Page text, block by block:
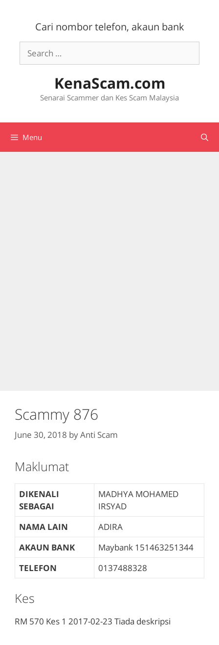
Cari nombor telefon, akaun bank
Search
for:
KenaScam.com
Senarai Scammer dan Kes Scam Malaysia
Menu
Scammy 876
June 30, 2018 byAnti Scam
Maklumat
DIKENALI
SEBAGAI
MADHYA MOHAMED
IRSYAD
NAMA LAIN
ADIRA
AKAUN BANK
Maybank 151463251344
TELEFON
0137488328
Kes
RM 570 Kes 1 2017-02-23 Tiada deskripsi